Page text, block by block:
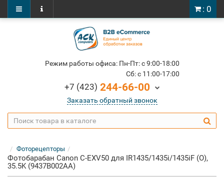
: 0
Режим работы офиса: Пн-Пт: c 9:00-18:00
Cб: c 11:00-17:00
+7 (423) 244-66-00
Заказать обратный звонок
Фоторецепторы
Фотобарабан Canon C-EXV50 для IR1435/1435i/1435iF (О),
35.5K (9437B002AA)